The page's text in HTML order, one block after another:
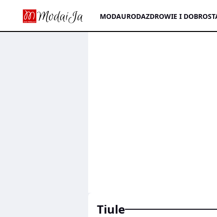
MODAURODAZDROWIE I
tiule